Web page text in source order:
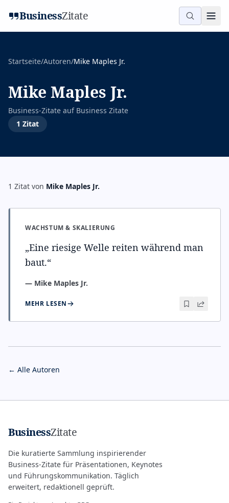
BusinessZitate
Startseite/Autoren/Mike Maples Jr.
Mike Maples Jr.
Business-Zitate auf Business Zitate
1 Zitat
1 Zitat von Mike Maples Jr.
WACHSTUM & SKALIERUNG
„Eine riesige Welle reiten während man
baut.“
— Mike Maples Jr.
MEHR LESEN
← Alle Autoren
BusinessZitate
Die kuratierte Sammlung inspirierender
Business-Zitate für Präsentationen, Keynotes
und Führungskommunikation. Täglich
erweitert, redaktionell geprüft.